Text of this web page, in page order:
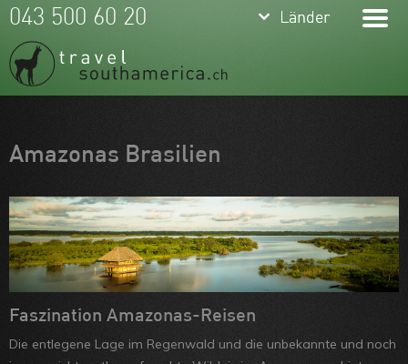
Über uns
Feedbacks
Kontakt
ARVB
keyboard_arrow_down Länder
Ecuador
Kolumbien
Bolivien
Uruguay
Paraguay
keyboard_arrow_down Länder
043 500 60 20
Amazonas Brasilien
Faszination Amazonas-Reisen
Die entlegene Lage im Regenwald und die unbekannte und noch